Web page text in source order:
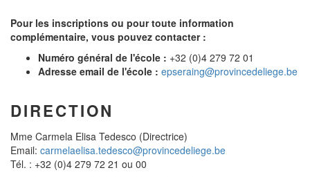
Pour les inscriptions ou pour toute information
complémentaire, vous pouvez contacter :
Numéro général de l'école : +32 (0)4 279 72 01
Adresse email de l'école : epseraing@provincedeliege.be
DIRECTION
Mme Carmela Elisa Tedesco (Directrice)
Email: carmelaelisa.tedesco@provincedeliege.be
Tél. : +32 (0)4 279 72 21 ou 00